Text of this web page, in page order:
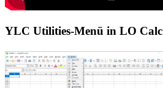
YLC Utilities-Menü in LO Calc